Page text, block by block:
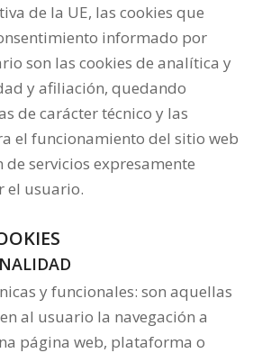
de la UE, las cookies que
informado por
son las cookies de analítica y
y afiliación, quedando
de carácter técnico y las
el funcionamiento del sitio web
servicios expresamente
el usuario.
y funcionales: son aquellas
al usuario la navegación a
página web, plataforma o